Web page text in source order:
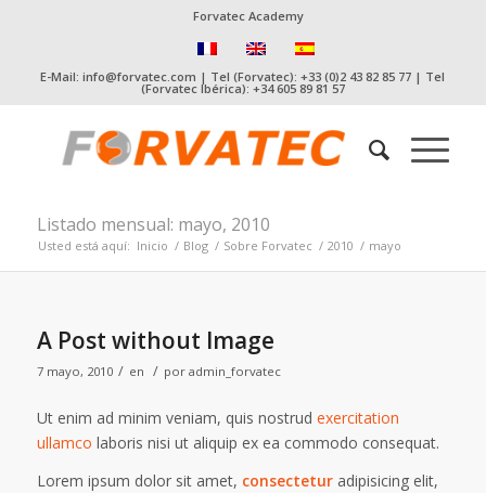
Forvatec Academy
E-Mail: info@forvatec.com | Tel (Forvatec): +33 (0)2 43 82 85 77 | Tel
(Forvatec Ibérica): +34 605 89 81 57
Listado mensual: mayo, 2010
Usted está aquí: Inicio / Blog / Sobre Forvatec / 2010 / mayo
A Post without Image
7 mayo, 2010 / en / por admin_forvatec
Ut enim ad minim veniam, quis nostrud exercitation
ullamco laboris nisi ut aliquip ex ea commodo consequat.
Lorem ipsum dolor sit amet, consecteturadipisicing elit,